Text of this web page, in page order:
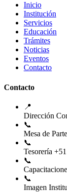
Inicio
Institución
Servicios
Educación
Trámites
Noticias
Eventos
Contacto
Contacto
📍
Dirección
📞
Mesa de
📞
Tesorería
📞
📞
Imagen